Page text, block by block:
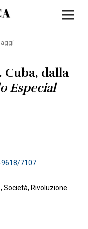
Cuba, dalla
Especial
9618/7107
Società, Rivoluzione